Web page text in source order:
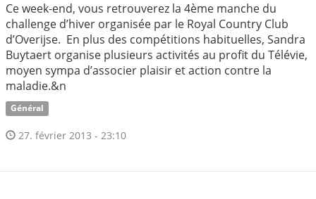
Ce week-end, vous retrouverez la 4ème manche du
challenge d’hiver organisée par le Royal Country Club
d’Overijse. En plus des compétitions habituelles, Sandra
Buytaert organise plusieurs activités au profit du Télévie,
moyen sympa d’associer plaisir et action contre la
maladie.&n
Général
27. février 2013 - 23:10